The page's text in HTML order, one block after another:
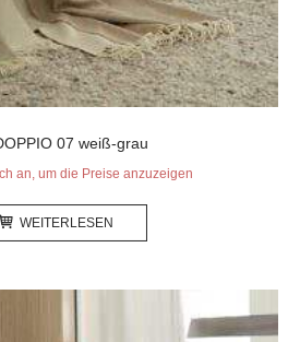
07 weiß-grau
an, um die Preise anzuzeigen
WEITERLESEN